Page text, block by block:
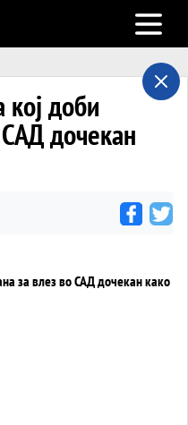
Open
кој доби
дочекан